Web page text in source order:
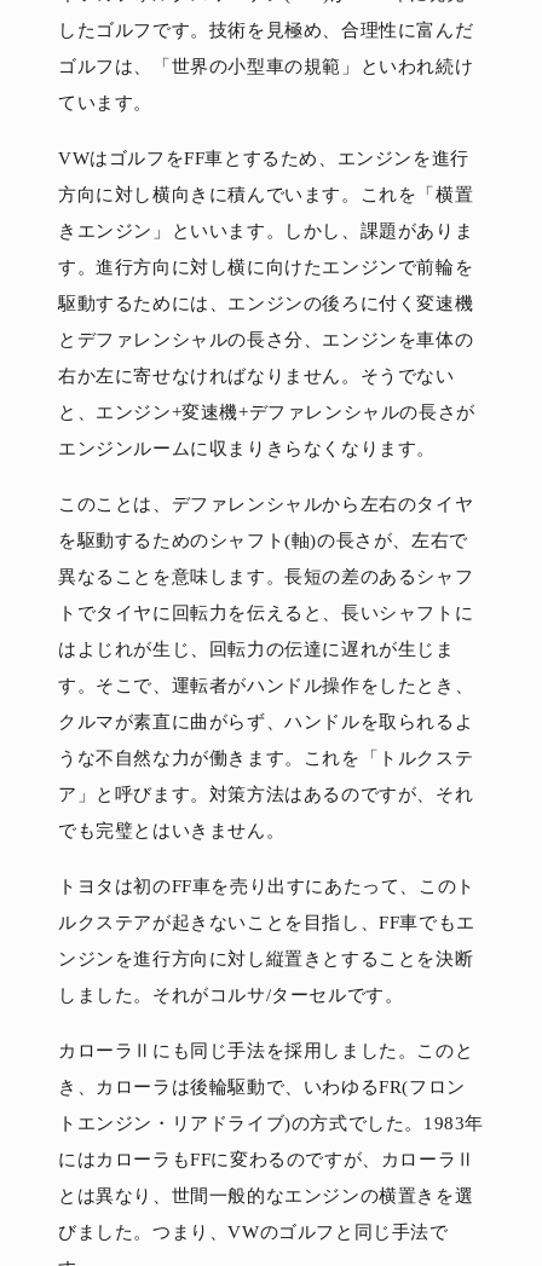
したゴルフです。技術を見極め、合理性に富んだ
ゴルフは、「世界の小型車の規範」といわれ続け
ています。
VWはゴルフをFF車とするため、エンジンを進行
方向に対し横向きに積んでいます。これを「横置
きエンジン」といいます。しかし、課題がありま
す。進行方向に対し横に向けたエンジンで前輪を
駆動するためには、エンジンの後ろに付く変速機
とデファレンシャルの長さ分、エンジンを車体の
右か左に寄せなければなりません。そうでない
と、エンジン+変速機+デファレンシャルの長さが
エンジンルームに収まりきらなくなります。
このことは、デファレンシャルから左右のタイヤ
を駆動するためのシャフト(軸)の長さが、左右で
異なることを意味します。長短の差のあるシャフ
トでタイヤに回転力を伝えると、長いシャフトに
はよじれが生じ、回転力の伝達に遅れが生じま
す。そこで、運転者がハンドル操作をしたとき、
クルマが素直に曲がらず、ハンドルを取られるよ
うな不自然な力が働きます。これを「トルクステ
ア」と呼びます。対策方法はあるのですが、それ
でも完璧とはいきません。
トヨタは初のFF車を売り出すにあたって、このト
ルクステアが起きないことを目指し、FF車でもエ
ンジンを進行方向に対し縦置きとすることを決断
しました。それがコルサ/ターセルです。
カローラⅡにも同じ手法を採用しました。このと
き、カローラは後輪駆動で、いわゆるFR(フロン
トエンジン・リアドライブ)の方式でした。1983年
にはカローラもFFに変わるのですが、カローラⅡ
とは異なり、世間一般的なエンジンの横置きを選
びました。つまり、VWのゴルフと同じ手法で